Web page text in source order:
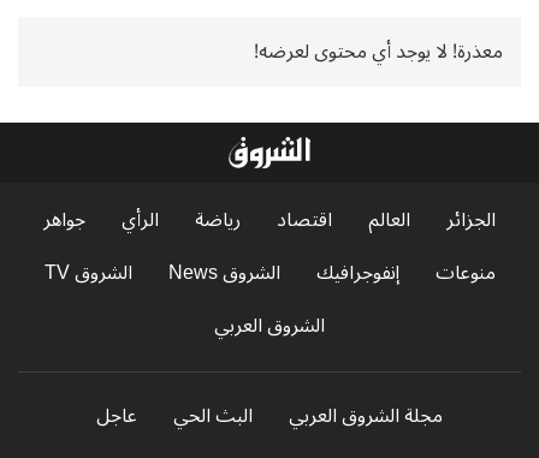
معذرة! لا يوجد أي محتوى لعرضه!
الجزائر العالم اقتصاد رياضة الرأي
جواهر
منوعات
إنفوجرافيك الشروق News
الشروق TV
الشروق العربي
مجلة الشروق العربي البث الحي
عاجل